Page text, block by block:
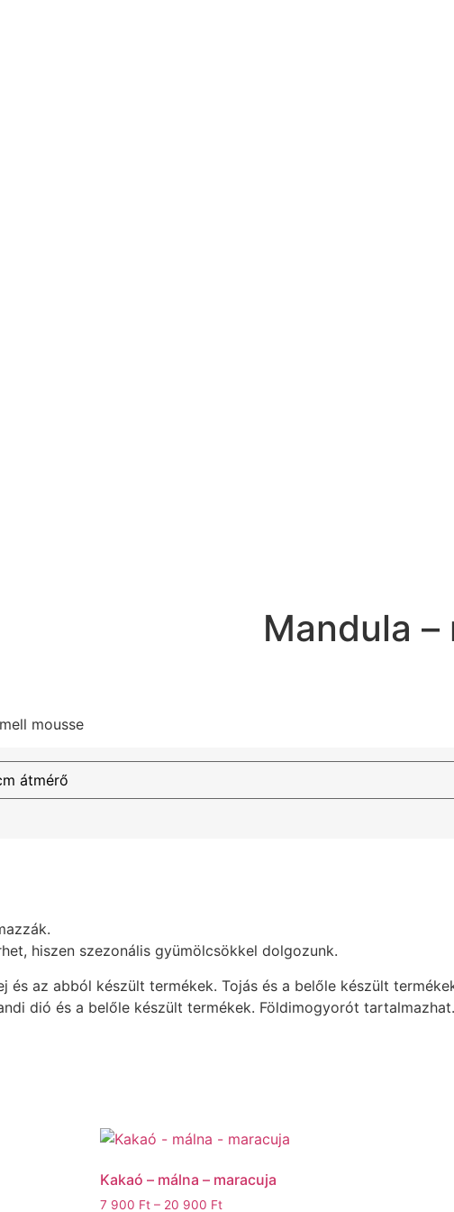
Mandula
mousse
hiszen szezonális gyümölcsökkel dolgozunk.
és az abból készült termékek. Tojás és a belőle készült
dió és a belőle készült termékek. Földimogyorót tartalmazhat.
Kakaó – málna – maracuja
7 900 Ft – 20 900 FtÁrtartomány: